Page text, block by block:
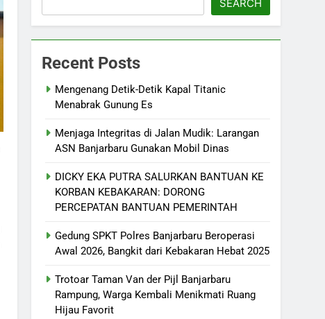
SEARCH
Recent Posts
Mengenang Detik-Detik Kapal Titanic
Menabrak Gunung Es
Menjaga Integritas di Jalan Mudik: Larangan
ASN Banjarbaru Gunakan Mobil Dinas
DICKY EKA PUTRA SALURKAN BANTUAN KE
KORBAN KEBAKARAN: DORONG
PERCEPATAN BANTUAN PEMERINTAH
Gedung SPKT Polres Banjarbaru Beroperasi
Awal 2026, Bangkit dari Kebakaran Hebat 2025
Trotoar Taman Van der Pijl Banjarbaru
Rampung, Warga Kembali Menikmati Ruang
Hijau Favorit